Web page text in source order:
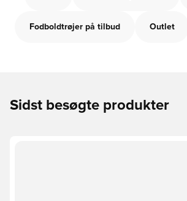
Fodboldtrøjer på tilbud Outlet
Sidst besøgte produkter